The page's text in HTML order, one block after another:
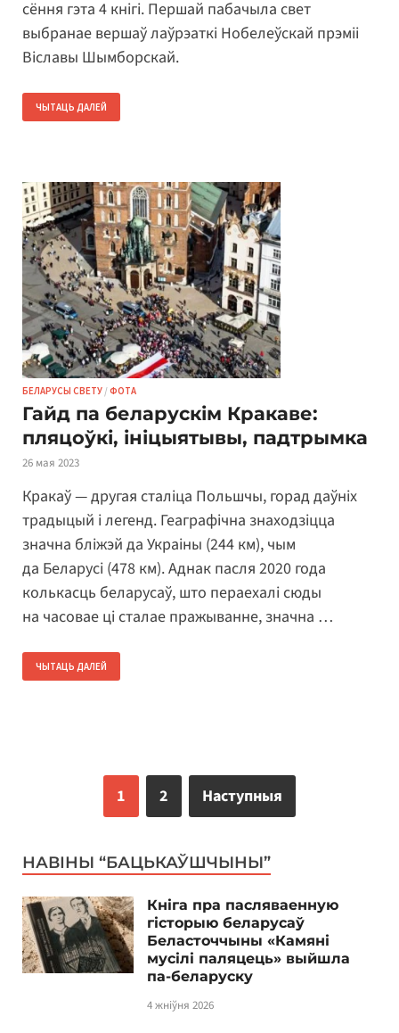
сёння гэта 4 кнігі. Першай пабачыла свет
выбранае вершаў лаўрэаткі Нобелеўскай прэміі
Віславы Шымборскай.
ЧЫТАЦЬ ДАЛЕЙ
БЕЛАРУСЫ СВЕТУ /ФОТА
Гайд па беларускім Кракаве:
пляцоўкі, ініцыятывы, падтрымка
26 мая 2023
Кракаў — другая сталіца Польшчы, горад даўніх
традыцый і легенд. Геаграфічна знаходзіцца
значна бліжэй да Украіны (244 км), чым
да Беларусі (478 км). Аднак пасля 2020 года
колькасць беларусаў, што пераехалі сюды
на часовае ці сталае пражыванне, значна …
ЧЫТАЦЬ ДАЛЕЙ
1 2 Наступныя
НАВІНЫ “БАЦЬКАЎШЧЫНЫ”
Кніга пра пасляваенную
гісторыю беларусаў
Беласточчыны «Камяні
мусілі паляцець» выйшла
па-беларуску
4 жніўня 2026